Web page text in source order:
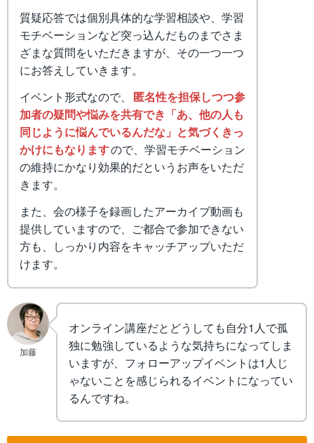
質疑応答では個別具体的な学習相談や、学習
モチベーションなど突っ込んだものまでさま
ざまな質問をいただきますが、その一つ一つ
にお答えしていきます。
イベント形式なので、
匿名性を担保しつつ参
加者の疑問や悩みを共有でき「あ、他の人も
同じように悩んでいるんだな」と気づくきっ
かけにもなりますので、学習モチベーション
の維持にかなり効果的だというお声をいただ
きます。
また、会の様子を録画したアーカイブ動画も
提供していますので、ご都合で参加できない
方も、しっかり内容をキャッチアップいただ
けます。
加藤
オンライン講座だとどうしても自分1人で孤
独に勉強しているような気持ちになってしま
いますが、フォローアップイベントは1人じ
ゃないことを感じられるイベントになってい
るんですね。